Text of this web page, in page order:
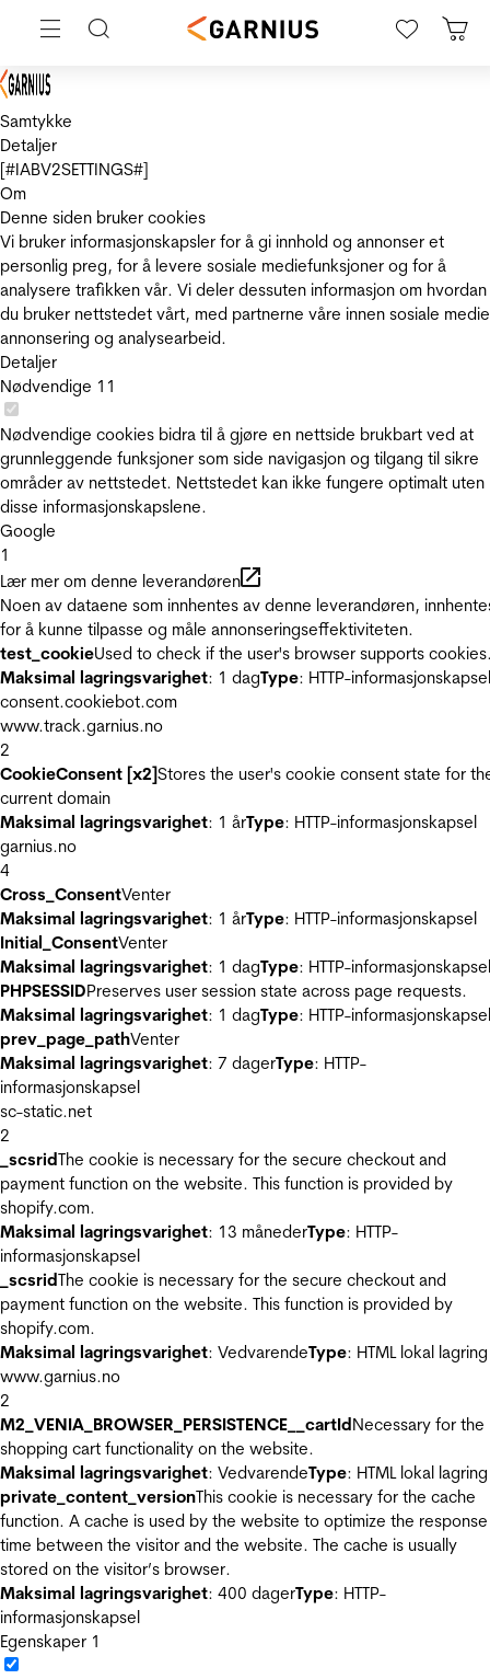
Samtykke
Detaljer
[#IABV2SETTINGS#]
Om
Denne siden bruker cookies
Vi bruker informasjonskapsler for å gi innhold og annonser et
personlig preg, for å levere sosiale mediefunksjoner og for å
analysere trafikken vår. Vi deler dessuten informasjon om hvordan
du bruker nettstedet vårt, med partnerne våre innen sosiale
annonsering og analysearbeid.
Detaljer
Nødvendige 11
Nødvendige cookies bidra til å gjøre en nettside brukbart ved at
grunnleggende funksjoner som side navigasjon og tilgang til sikre
områder av nettstedet. Nettstedet kan ikke fungere optimalt uten
disse informasjonskapslene.
Google
1
Lær mer om denne leverandøren
Noen av dataene som innhentes av denne leverandøren,
for å kunne tilpasse og måle annonseringseffektiviteten.
test_cookieUsed to check if the user's browser supports
Maksimal lagringsvarighet: 1 dagType: HTTP-informasjonskapsel
consent.cookiebot.com
www.track.garnius.no
2
CookieConsent [x2]Stores the user's cookie consent state for
current domain
Maksimal lagringsvarighet: 1 årType: HTTP-informasjonskapsel
garnius.no
4
Cross_ConsentVenter
Maksimal lagringsvarighet: 1 årType: HTTP-informasjonskapsel
Initial_ConsentVenter
Maksimal lagringsvarighet: 1 dagType: HTTP-informasjonskapsel
PHPSESSIDPreserves user session state across page requests.
Maksimal lagringsvarighet: 1 dagType: HTTP-informasjonskapsel
prev_page_pathVenter
Maksimal lagringsvarighet: 7 dagerType: HTTP-
informasjonskapsel
sc-static.net
2
_scsridThe cookie is necessary for the secure checkout and
payment function on the website. This function is provided by
shopify.com.
Maksimal lagringsvarighet: 13 månederType: HTTP-
informasjonskapsel
_scsridThe cookie is necessary for the secure checkout and
payment function on the website. This function is provided by
shopify.com.
Maksimal lagringsvarighet: VedvarendeType: HTML lokal lagring
www.garnius.no
2
M2_VENIA_BROWSER_PERSISTENCE__cartIdNecessary for the
shopping cart functionality on the website.
Maksimal lagringsvarighet: VedvarendeType: HTML lokal lagring
private_content_versionThis cookie is necessary for the cache
function. A cache is used by the website to optimize the response
time between the visitor and the website. The cache is usually
stored on the visitor’s browser.
Maksimal lagringsvarighet: 400 dagerType: HTTP-
informasjonskapsel
Egenskaper 1